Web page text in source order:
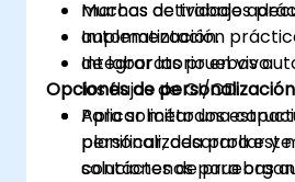
marcos de trabajo
automatización.
Integrar las pruebas
los flujos de CI/CD.
Aplicar métodos
planificar, desarrollar y
soluciones de pruebas
Muchas actividades
Implementación
de laboratorio en vivo.
Opciones de
Para solicitar una
personalizada para
contáctenos para